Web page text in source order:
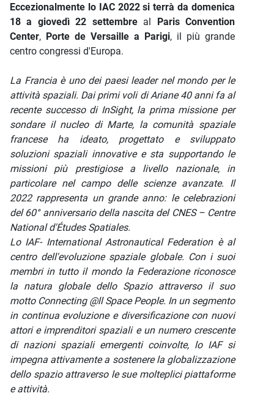
Eccezionalmente lo IAC 2022 si terrà da domenica
18 a giovedì 22 settembreal
Paris Convention
Center, Porte de Versaille a Parigi, il più grande
centro congressi d'Europa.
La Francia è uno dei paesi leader nel mondo per le
attività spaziali. Dai primi voli di Ariane 40 anni fa al
recente successo di InSight, la prima missione per
sondare il nucleo di Marte, la comunità spaziale
francese ha ideato, progettato e sviluppato
soluzioni spaziali innovative e sta supportando le
missioni più prestigiose a livello nazionale, in
particolare nel campo delle scienze avanzate. Il
2022 rappresenta un grande anno: le celebrazioni
del 60° anniversario della nascita del CNES – Centre
National d'Études Spatiales.
Lo IAF- International Astronautical Federation è al
centro dell'evoluzione spaziale globale. Con i suoi
membri in tutto il mondo la Federazione riconosce
la natura globale dello Spazio attraverso il suo
motto Connecting @ll Space People. In un segmento
in continua evoluzione e diversificazione con nuovi
attori e imprenditori spaziali e un numero crescente
di nazioni spaziali emergenti coinvolte, lo IAF si
impegna attivamente a sostenere la globalizzazione
dello spazio attraverso le sue molteplici piattaforme
e attività.